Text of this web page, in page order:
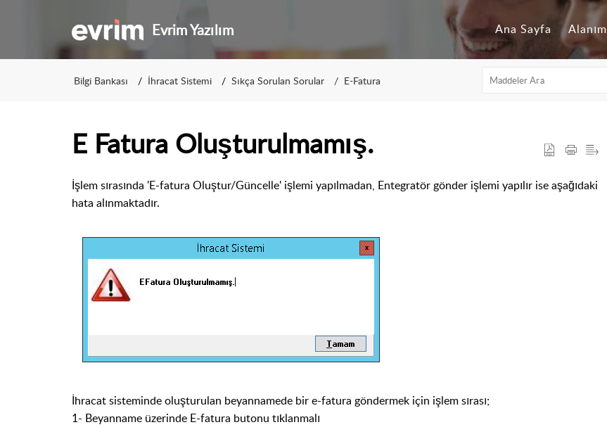
Evrim Yazılım Ana Sayfa Alanım
Bilgi Bankası İhracat Sistemi Sıkça Sorulan Sorular E-Fatura
E Fatura Oluşturulmamış.
İşlem sırasında 'E-fatura Oluştur/Güncelle' işlemi yapılmadan, Entegratör gönder işlemi yapılır ise aşağıdaki
hata alınmaktadır.
İhracat sisteminde oluşturulan beyannamede bir e-fatura göndermek için işlem sırası;
1- Beyanname üzerinde E-fatura butonu tıklanmalı